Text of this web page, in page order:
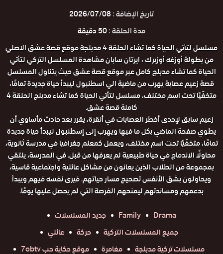
تاريخ الإضافة :2026/07/08
مدة الحلقة :50 دقيقة
مسلسل لتأتي الحياة كما تشاء الحلقة 4 مدبلجة موقع قصة عشق الاصلي
من بطولة أوزغه أوزبرك ، ايرتان سابان مشاهدة المسلسل التركي لتأتي
الحياة كما تشاء مدبلج كامل عبر موقع قصة عشق حيث يتناول المسلسل
قصة زعيم عصابة يهرب من ماضية الي اسطنبول ليبدأ حياة جديدة تمامًا،
متخفّيًا تحت اسم مختلف، مسلسل لتأتي الحياة كما تشاء مدبلج الحلقة 4
كاملة قصة عشق.
زعيم سابق لإحدى أخطر العصابات في أنقرة، يقرر بعد حادث مأساوي أن
يطوي صفحة الماضي بكل ما فيها ويهرب إلى إسطنبول ليبدأ حياة جديدة
تمامًا، متخفّيًا تحت اسم مختلف، ويعمل كمعلم جغرافيا في مدرسة ثانوية،
محاولًا الاندماج في حياة طبيعية لم يعرفها من قبل. في المدرسة، يلتقي
بمجموعة من الطلاب الذين يعانون من مشاكل عائلية واجتماعية قاسية،
ويحاولون بشق الأنفس تصحيح مسار حياتهم. فيرى نفسه فيهم ويبدأ
بدعمهم ومساندتهم ليمنحهم الفرصة التي لم يحصل عليها يومًا.
Drama
Family
جديد المسلسلات
جميع المسلسلات التركية
حركة
عائلي
مسلسلات تركية مدبلجة
مغامرة موقع حكاية حب 7obtv